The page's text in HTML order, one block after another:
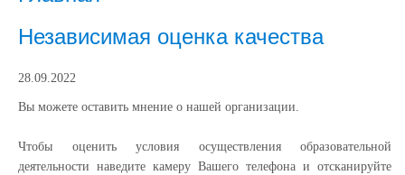
Независимая оценка качества
28.09.2022
Вы можете оставить мнение о нашей организации.
Чтобы оценить условия осуществления образовательной
деятельности наведите камеру Вашего телефона и отсканируйте